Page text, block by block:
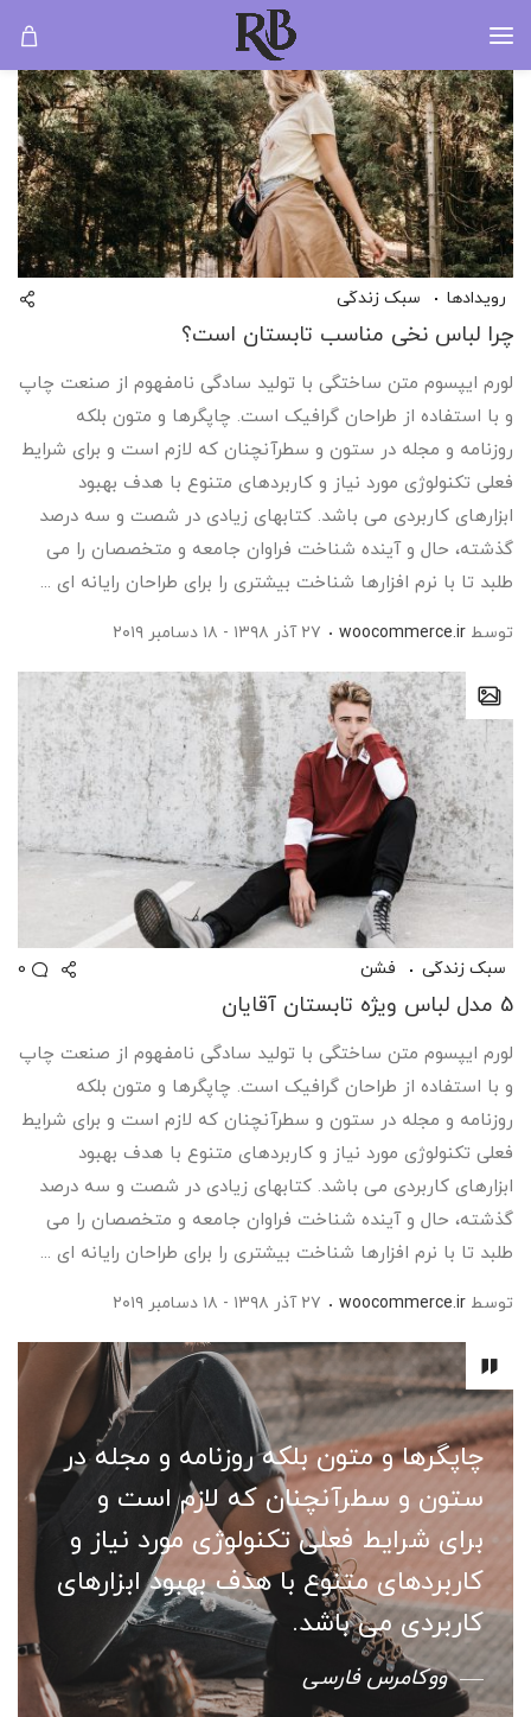
رویدادها سبک زندگی
چرا لباس نخی مناسب تابستان است؟
لورم ایپسوم متن ساختگی با تولید سادگی نامفهوم از صنعت چاپ
و با استفاده از طراحان گرافیک است. چاپگرها و متون بلکه
روزنامه و مجله در ستون و سطرآنچنان که لازم است و برای شرایط
فعلی تکنولوژی مورد نیاز و کاربردهای متنوع با هدف بهبود
ابزارهای کاربردی می باشد. کتابهای زیادی در شصت و سه درصد
گذشته، حال و آینده شناخت فراوان جامعه و متخصصان را می
طلبد تا با نرم افزارها شناخت بیشتری را برای طراحان رایانه ای ...
توسط woocommerce.ir ۲۷ آذر ۱۳۹۸ - ۱۸ دسامبر ۲۰۱۹
سبک زندگی فشن 0
5 مدل لباس ویژه تابستان آقایان
لورم ایپسوم متن ساختگی با تولید سادگی نامفهوم از صنعت چاپ
و با استفاده از طراحان گرافیک است. چاپگرها و متون بلکه
روزنامه و مجله در ستون و سطرآنچنان که لازم است و برای شرایط
فعلی تکنولوژی مورد نیاز و کاربردهای متنوع با هدف بهبود
ابزارهای کاربردی می باشد. کتابهای زیادی در شصت و سه درصد
گذشته، حال و آینده شناخت فراوان جامعه و متخصصان را می
طلبد تا با نرم افزارها شناخت بیشتری را برای طراحان رایانه ای ...
توسط woocommerce.ir ۲۷ آذر ۱۳۹۸ - ۱۸ دسامبر ۲۰۱۹
چاپگرها و متون بلکه روزنامه و مجله در
ستون و سطرآنچنان که لازم است و
برای شرایط فعلی تکنولوژی مورد نیاز و
کاربردهای متنوع با هدف بهبود ابزارهای
کاربردی می باشد.
ووکامرس فارسی